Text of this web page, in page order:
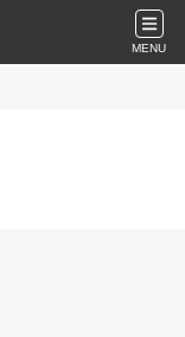
MENU